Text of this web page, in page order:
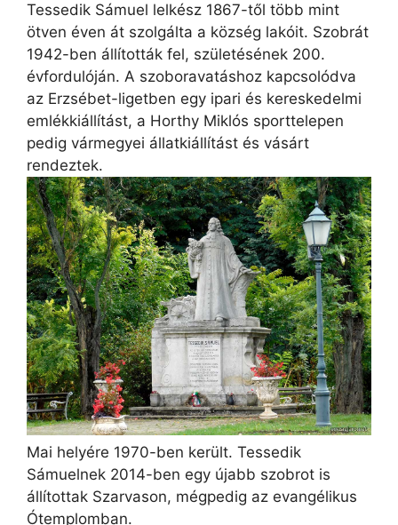
Tessedik Sámuel lelkész 1867-től több mint
ötven éven át szolgálta a község lakóit. Szobrát
1942-ben állították fel, születésének 200.
évfordulóján. A szoboravatáshoz kapcsolódva
az Erzsébet-ligetben egy ipari és kereskedelmi
emlékkiállítást, a Horthy Miklós sporttelepen
pedig vármegyei állatkiállítást és vásárt
rendeztek.
Mai helyére 1970-ben került. Tessedik
Sámuelnek 2014-ben egy újabb szobrot is
állítottak Szarvason, mégpedig az evangélikus
Ótemplomban.